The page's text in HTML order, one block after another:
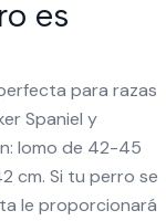
es
para razas
Spaniel y
lomo de 42-45
cm. Si tu perro se
le proporcionará